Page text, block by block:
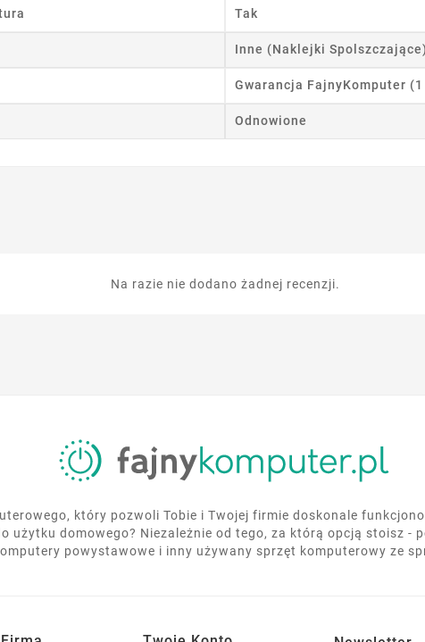
Tak
Inne (Naklejki Spolszczające)
Gwarancja FajnyKomputer (1
Odnowione
Na razie nie dodano żadnej recenzji.
który pozwoli Tobie i Twojej firmie doskonale
użytku domowego? Niezależnie od tego, za którą opcją stoisz -
powystawowe i inny używany sprzęt komputerowy ze